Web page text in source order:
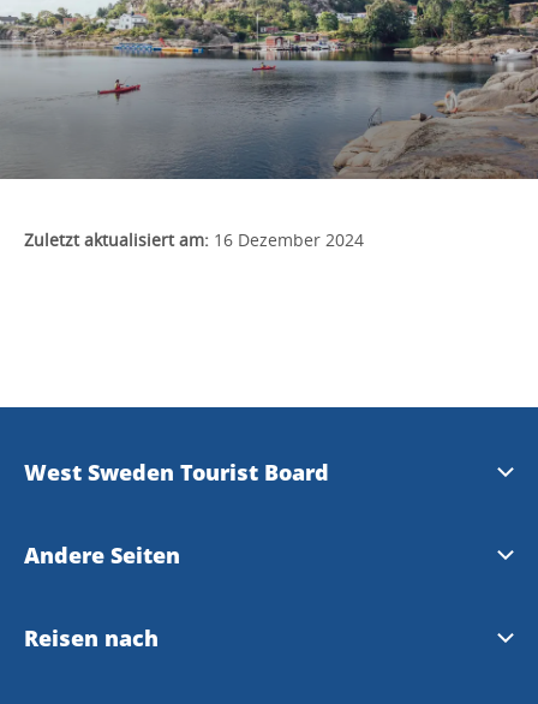
Zuletzt aktualisiert am: 16 Dezember 2024
West Sweden Tourist Board
Presse
Andere Seiten
Meet the Locals
Reisen nach